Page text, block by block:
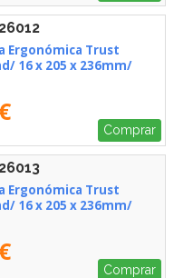
Ergonómica Trust
16 x 205 x 236mm/
Comprar
Ergonómica Trust
16 x 205 x 236mm/
Comprar